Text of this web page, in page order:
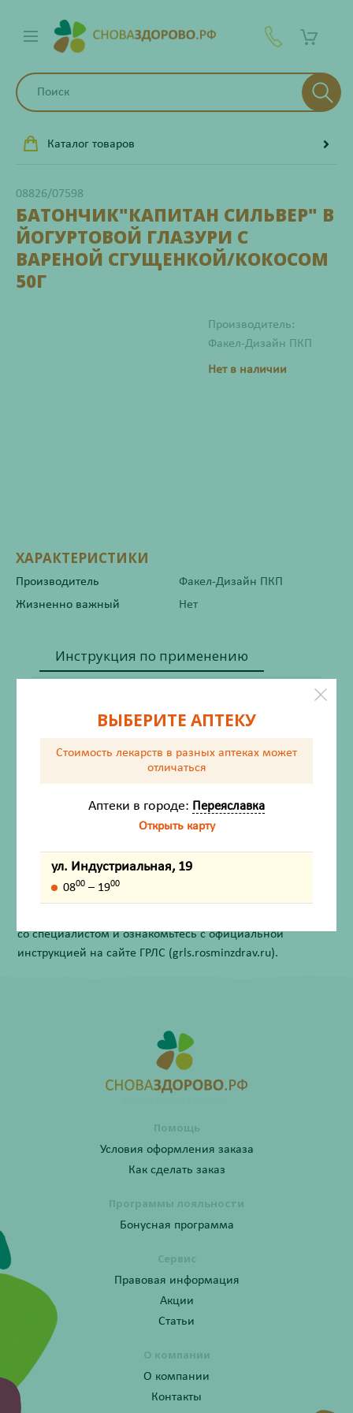
Каталог товаров
08826/07598
БАТОНЧИК"КАПИТАН СИЛЬВЕР" В
ЙОГУРТОВОЙ ГЛАЗУРИ С
ВАРЕНОЙ СГУЩЕНКОЙ/КОКОСОМ
50Г
Производитель:
Факел-Дизайн ПКП
Нет в наличии
ХАРАКТЕРИСТИКИ
Производитель
Факел-Дизайн ПКП
Жизненно важный
Нет
Инструкция по применению
Описание
Срок годности
изображения на фотографии.
со специалистом и ознакомьтесь с официальной
инструкцией на сайте ГРЛС (grls.rosminzdrav.ru).
Помощь
Условия оформления заказа
Как сделать заказ
Программы лояльности
Бонусная программа
Сервис
Правовая информация
Акции
Статьи
О компании
О компании
Контакты
ВЫБЕРИТЕ АПТЕКУ
Стоимость лекарств в разных аптеках может
отличаться
Аптеки в городе: Переяславка
Открыть карту
ул. Индустриальная, 19
0800 – 1900